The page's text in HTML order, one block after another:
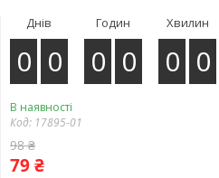
Днів
0 0
Годин
0 0
Хвилин
0 0
В наявності
Код: 17895-01
98 ₴
79 ₴